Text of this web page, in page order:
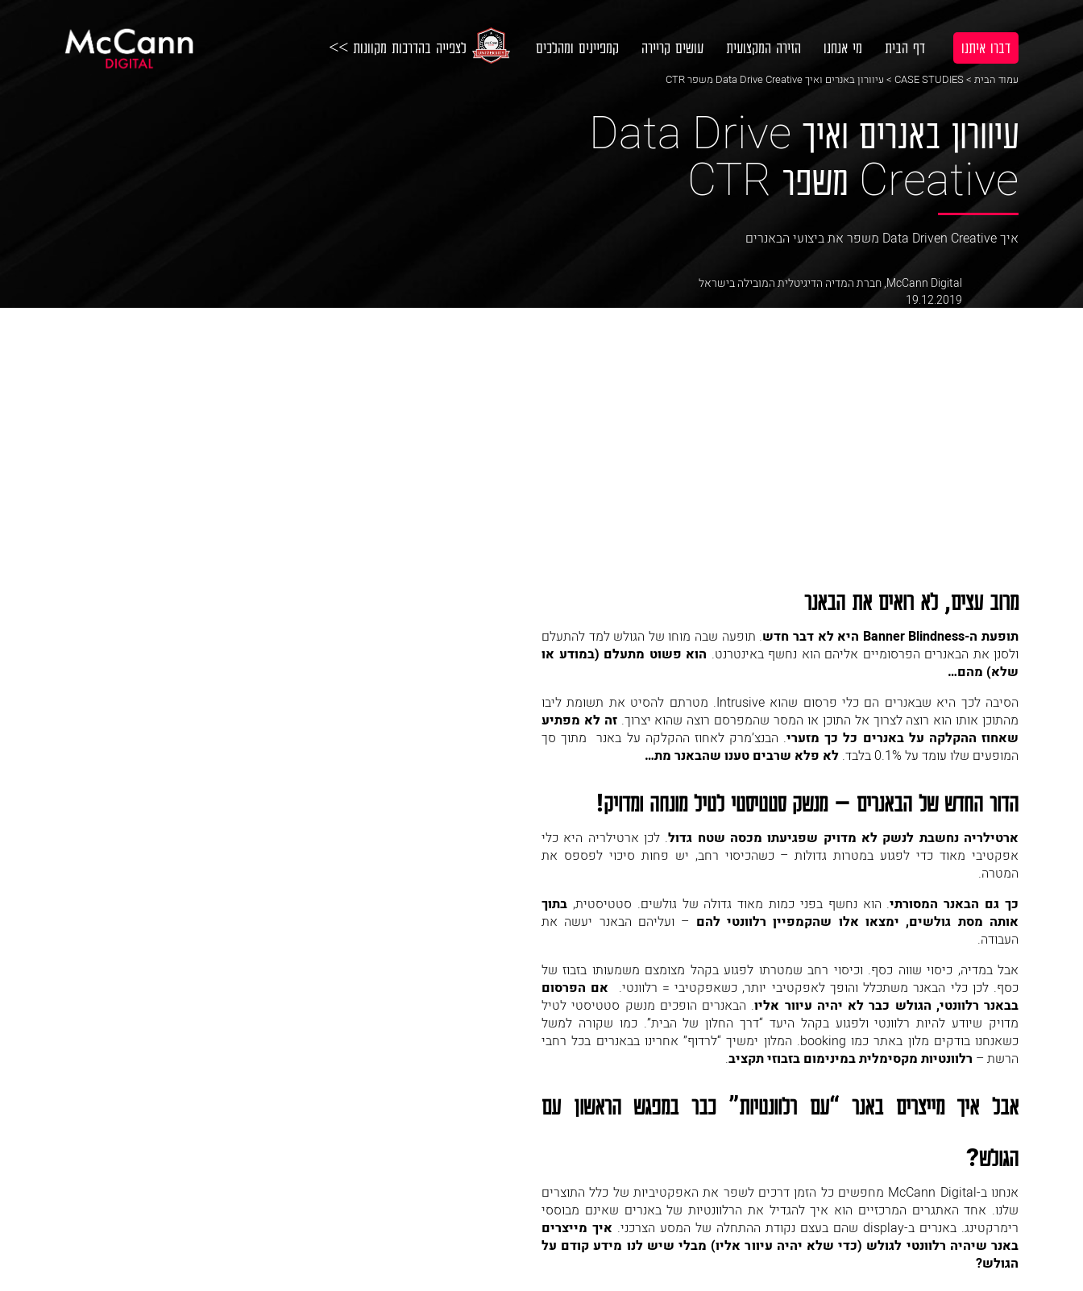
דברו איתנו דף הבית מי אנחנו הזירה המקצועית עושים קריירה קמפיינים ומהלכים לצפייה בהדרכות מקוונות >>
עמוד הבית >
CASE STUDIES > עיוורון באנרים ואיך Data Drive Creative משפר CTR
עיוורון באנרים ואיך Data Drive
Creative משפר CTR
איך Data Driven Creative משפר את ביצועי הבאנרים
McCann Digital
,חברת המדיה הדיגיטלית המובילה בישראל
19.12.2019
מרוב עצים, לא רואים את הבאנר
תופעת ה-Banner Blindness היא לא דבר חדש
. תופעה שבה מוחו של הגולש למד להתעלם
ולסנן את הבאנרים הפרסומיים אליהם הוא נחשף באינטרנט. הוא פשוט מתעלם (במודע או
שלא) מהם…
הסיבה לכך היא שבאנרים הם כלי פרסום שהוא Intrusive. מטרתם להסיט את תשומת ליבו
מהתוכן אותו הוא רוצה לצרוך אל התוכן או המסר שהמפרסם רוצה שהוא יצרוך.זה לא מפתיע
שאחוז ההקלקה על באנרים כל כך מזערי. הבנצ’מרק לאחוז ההקלקה על באנר מתוך סך
המופעים שלו עומד על 0.1% בלבד.
לא פלא שרבים טענו שהבאנר מת…
הדור החדש של הבאנרים – מנשק סטטיסטי לטיל מונחה ומדויק!
ארטילריה נחשבת לנשק לא מדויק שפגיעתו מכסה שטח גדול. לכן ארטילריה היא כלי
אפקטיבי מאוד כדי לפגוע במטרות גדולות – כשהכיסוי רחב, יש פחות סיכוי לפספס את
המטרה.
כך גם הבאנר המסורתי. הוא נחשף בפני כמות מאוד גדולה של גולשים. סטטיסטית, בתוך
אותה מסת גולשים, ימצאו אלו שהקמפיין רלוונטי להם – ועליהם הבאנר יעשה את
העבודה.
אבל במדיה, כיסוי שווה כסף. וכיסוי רחב שמטרתו לפגוע בקהל מצומצם משמעותו בזבוז של
כסף. לכן כלי הבאנר משתכלל והופך לאפקטיבי יותר, כשאפקטיבי = רלוונטי. אם הפרסום
בבאנר רלוונטי, הגולש כבר לא יהיה עיוור אליו. הבאנרים הופכים מנשק סטטיסטי לטיל
מדויק שיודע להיות רלוונטי ולפגוע בקהל היעד “דרך החלון של הבית”. כמו שקורה למשל
כשאנחנו בודקים מלון באתר כמו booking. המלון ימשיך “לרדוף” אחרינו בבאנרים בכל רחבי
הרשת – רלוונטיות מקסימלית במינימום בזבוזי תקציב.
אבל איך מייצרים באנר “עם רלוונטיות” כבר במפגש הראשון עם
הגולש?
אנחנו ב-McCann Digital מחפשים כל הזמן דרכים לשפר את האפקטיביות של כלל התוצרים
שלנו. אחד האתגרים המרכזיים הוא איך להגדיל את הרלוונטיות של באנרים שאינם מבוססי
רימרקטינג. באנרים ב-display שהם בעצם נקודת ההתחלה של המסע הצרכני.
איך מייצרים
באנר שיהיה רלוונטי לגולש (כדי שלא יהיה עיוור אליו) מבלי שיש לנו מידע קודם על
הגולש?